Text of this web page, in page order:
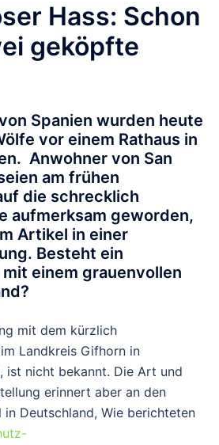
Hass: Schon
geköpfte
Spanien wurden heute
vor einem Rathaus in
Anwohner von San
am frühen
die schrecklich
aufmerksam geworden,
Artikel in einer
Besteht ein
einem grauenvollen
mit dem kürzlich
Landkreis Gifhorn in
ist nicht bekannt. Die Art und
erinnert aber an den
Deutschland, Wie berichteten